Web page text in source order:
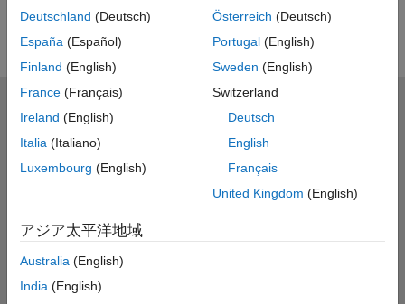
Deutschland (Deutsch)
España (Español)
Finland (English)
France (Français)
Ireland (English)
Italia (Italiano)
Luxembourg (English)
Österreich (Deutsch)
Portugal(English)
Sweden (English)
Switzerland
Deutsch
English
Français
United Kingdom (English)
アジア太平洋地域
Australia (English)
India (English)
Accelerating the pace of engineering and science
製品を見る
使い方を学ぶ